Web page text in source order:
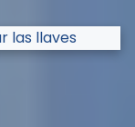
las llaves